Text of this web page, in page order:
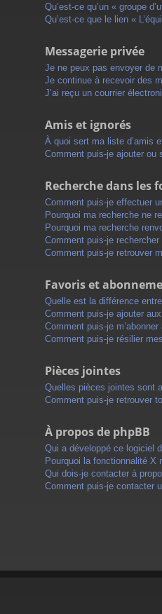
Qu’est-ce qu’un « groupe
Qu’est-ce que le lien «
Messagerie privée
Je ne peux pas envoyer de
Je continue à recevoir des
J’ai reçu un courrier
Amis et ignorés
À quoi sert ma liste d’amis
Comment puis-je ajouter ou
Recherche dans les
Comment puis-je effectuer
Pourquoi ma recherche ne
Pourquoi ma recherche
Comment puis-je
Comment puis-je retrouver
Favoris et
Quelle est la différence
Comment puis-je ajouter
Comment puis-je
Comment puis-je résilier
Pièces jointes
Quelles pièces jointes sont
Comment puis-je retrouver
À propos de phpBB
Qui a développé ce logiciel
Pourquoi la fonctionnalité X
Qui dois-je contacter à
Comment puis-je contacter